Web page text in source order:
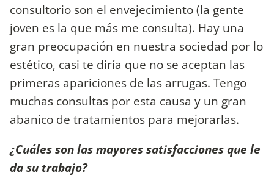
consultorio son el envejecimiento (la gente
joven es la que más me consulta). Hay una
gran preocupación en nuestra sociedad por lo
estético, casi te diría que no se aceptan las
primeras apariciones de las arrugas. Tengo
muchas consultas por esta causa y un gran
abanico de tratamientos para mejorarlas.
¿Cuáles son las mayores satisfacciones que le
da su trabajo?